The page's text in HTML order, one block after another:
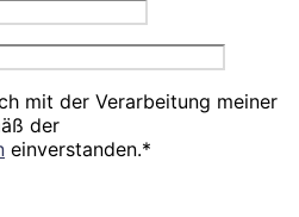
mit der Verarbeitung meiner
der
einverstanden.*